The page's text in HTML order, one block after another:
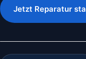
Jetzt Reparatur